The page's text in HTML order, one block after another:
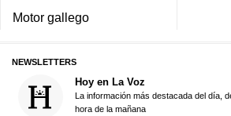
Motor gallego
NEWSLETTERS
Hoy en La Voz
La información más destacada del día,
hora de la mañana